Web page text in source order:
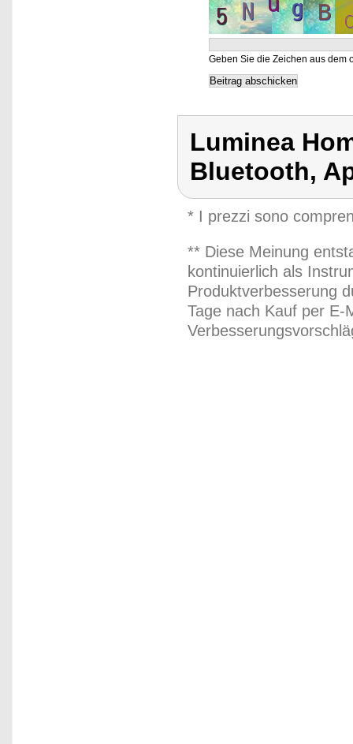
Geben Sie die Zeichen aus dem
Luminea
Bluetooth,
* I prezzi sono
** Diese Meinung
kontinuierlich als
Produktverbesserung
Tage nach Kauf per E-